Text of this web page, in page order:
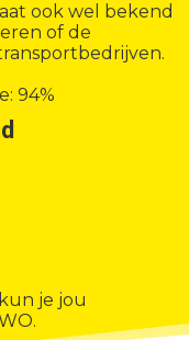
ook wel bekend
of de
94%
je jou